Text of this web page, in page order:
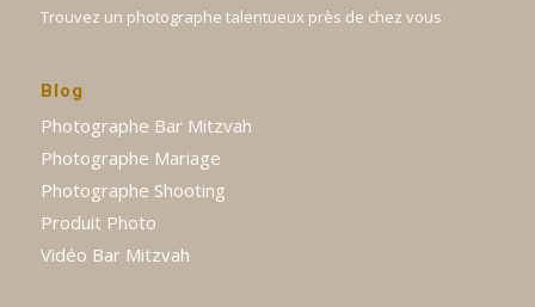
Trouvez un photographe talentueux près de chez vous
Blog
Photographe Bar Mitzvah
Photographe Mariage
Photographe Shooting
Produit Photo
Vidéo Bar Mitzvah